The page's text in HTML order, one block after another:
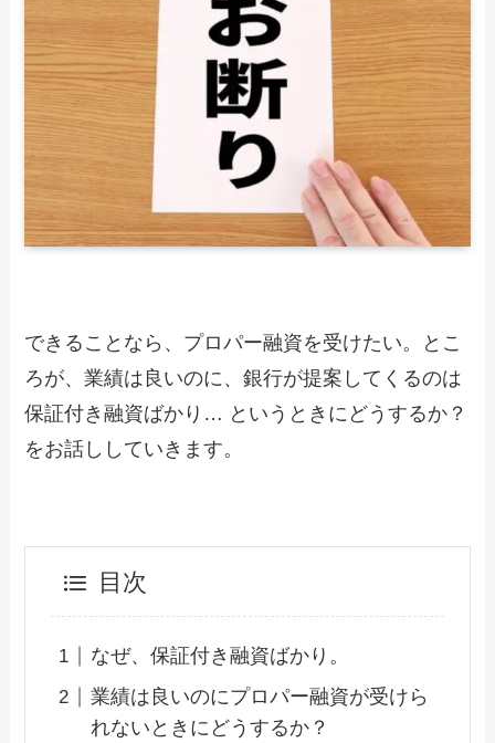
できることなら、プロパー融資を受けたい。とこ
ろが、業績は良いのに、銀行が提案してくるのは
保証付き融資ばかり… というときにどうするか？
をお話ししていきます。
目次
なぜ、保証付き融資ばかり。
業績は良いのにプロパー融資が受けら
れないときにどうするか？